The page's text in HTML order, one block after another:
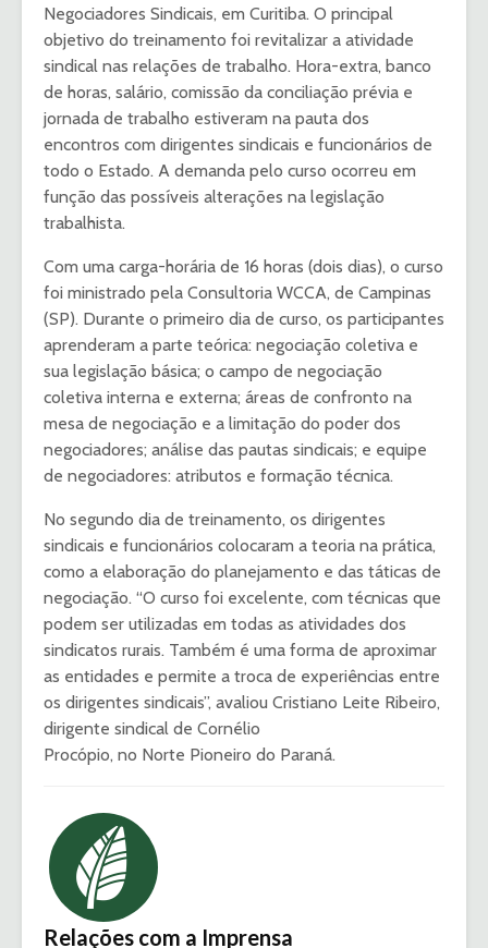
Negociadores Sindicais, em Curitiba. O principal
objetivo do treinamento foi revitalizar a atividade
sindical nas relações de trabalho. Hora-extra, banco
de horas, salário, comissão da conciliação prévia e
jornada de trabalho estiveram na pauta dos
encontros com dirigentes sindicais e funcionários de
todo o Estado. A demanda pelo curso ocorreu em
função das possíveis alterações na legislação
trabalhista.
Com uma carga-horária de 16 horas (dois dias), o curso
foi ministrado pela Consultoria WCCA, de Campinas
(SP). Durante o primeiro dia de curso, os participantes
aprenderam a parte teórica: negociação coletiva e
sua legislação básica; o campo de negociação
coletiva interna e externa; áreas de confronto na
mesa de negociação e a limitação do poder dos
negociadores; análise das pautas sindicais; e equipe
de negociadores: atributos e formação técnica.
No segundo dia de treinamento, os dirigentes
sindicais e funcionários colocaram a teoria na prática,
como a elaboração do planejamento e das táticas de
negociação. “O curso foi excelente, com técnicas que
podem ser utilizadas em todas as atividades dos
sindicatos rurais. Também é uma forma de aproximar
as entidades e permite a troca de experiências entre
os dirigentes sindicais”, avaliou Cristiano Leite Ribeiro,
dirigente sindical de Cornélio
Procópio, no Norte Pioneiro do Paraná.
Relações com a Imprensa